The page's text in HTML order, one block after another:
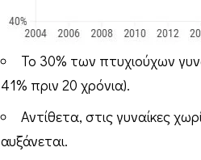
Το 30% των πτυχιούχων
41% πριν 20 χρόνια).
Αντίθετα, στις γυναίκες
αυξάνεται.